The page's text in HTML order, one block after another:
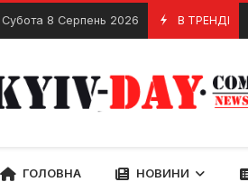
Субота 8 Серпень 2026 В ТРЕНДІ
20 Грудня, 2023
ГОЛОВНА НОВИНИ